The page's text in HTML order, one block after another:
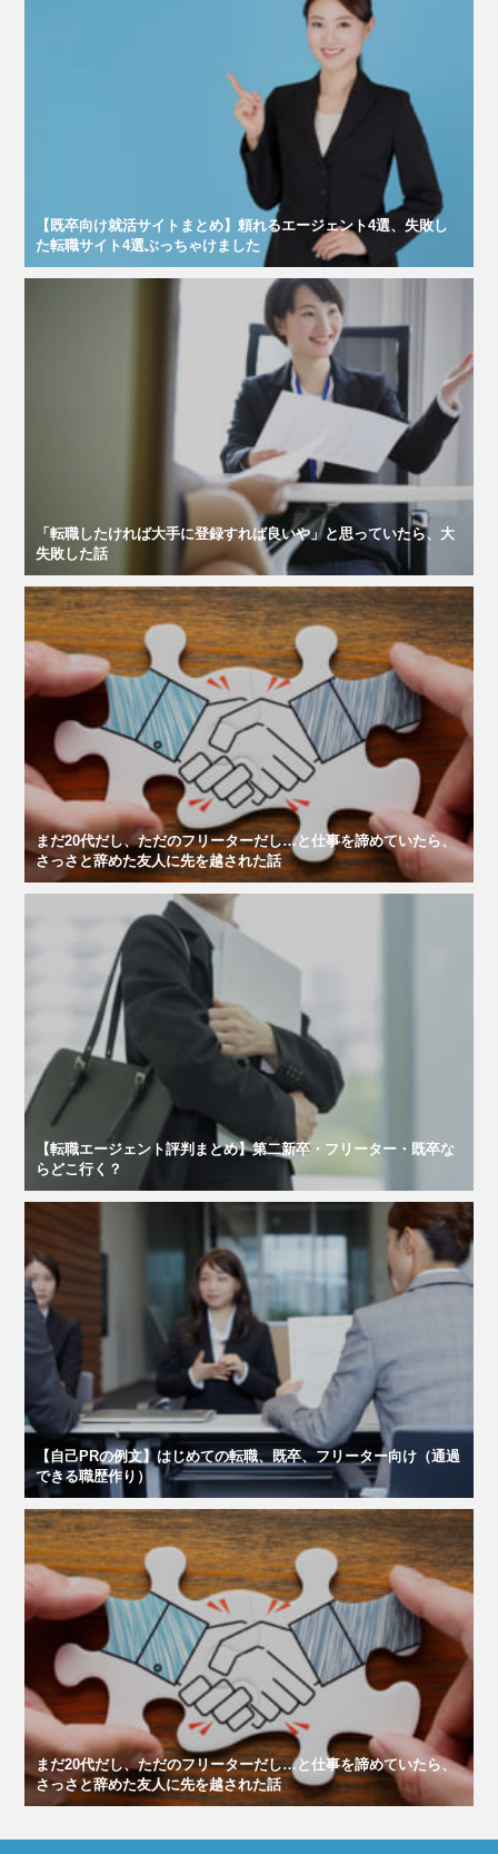
【既卒向け就活サイトまとめ】頼れるエージェント4選、失敗し
た転職サイト4選ぶっちゃけました
「転職したければ大手に登録すれば良いや」と思っていたら、大
失敗した話
まだ20代だし、ただのフリーターだし…と仕事を諦めていたら、
さっさと辞めた友人に先を越された話
【転職エージェント評判まとめ】第二新卒・フリーター・既卒な
らどこ行く？
【自己PRの例文】はじめての転職、既卒、フリーター向け（通過
できる職歴作り）
まだ20代だし、ただのフリーターだし…と仕事を諦めていたら、
さっさと辞めた友人に先を越された話